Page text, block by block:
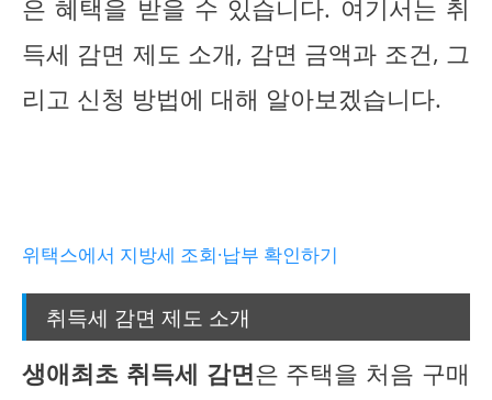
은 혜택을 받을 수 있습니다. 여기서는 취
득세 감면 제도 소개, 감면 금액과 조건, 그
리고 신청 방법에 대해 알아보겠습니다.
위택스에서 지방세 조회·납부 확인하기
취득세 감면 제도 소개
생애최초 취득세 감면은 주택을 처음 구매